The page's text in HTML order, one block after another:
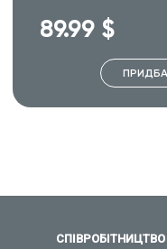
89.99 $
СПІВРОБІТНИЦТВО